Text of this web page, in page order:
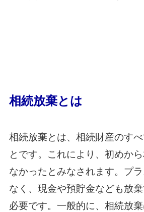
相続放棄とは
相続放棄とは、相続財産のす
とです。これにより、初めか
なかったとみなされます。プ
なく、現金や預貯金なども放
必要です。一般的に、相続放